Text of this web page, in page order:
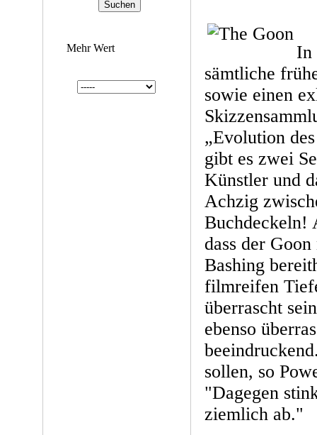
Mehr Wert
In
sämtliche
sowie einen
„Evolution
gibt es zwei
Künstler und
Achzig
Buchdeckeln!
dass der
Bashing
filmreifen
überrascht
ebenso
sollen, so
"Dagegen
ziemlich ab."